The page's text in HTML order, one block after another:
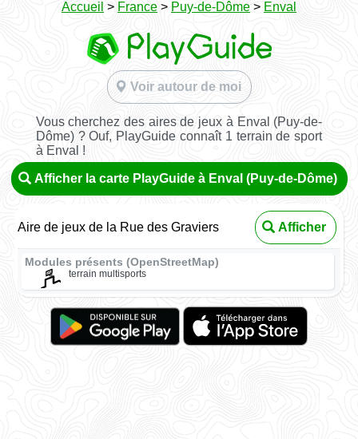
Accueil > France > Puy-de-Dôme > Enval
Voir autour de moi
Vous cherchez des aires de jeux à Enval (Puy-de-
Dôme) ? Ouf, PlayGuide connaît 1 terrain de sport
à Enval !
Afficher la carte PlayGuide à Enval (Puy-de-Dôme)
Aire de jeux de la Rue des Graviers Afficher
Modules présents (OpenStreetMap)
terrain multisports